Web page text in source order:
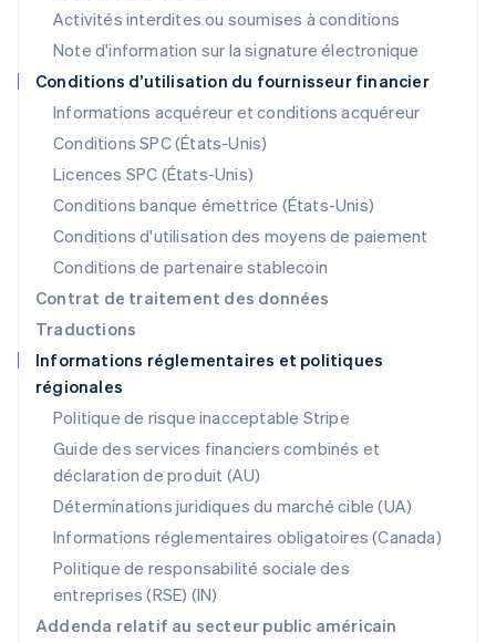
Activités interdites ou soumises à conditions
Note d'information sur la signature électronique
Conditions d’utilisation du fournisseur financier
Informations acquéreur et conditions acquéreur
Conditions SPC (États-Unis)
Licences SPC (États-Unis)
Conditions banque émettrice (États-Unis)
Conditions d'utilisation des moyens de paiement
Conditions de partenaire stablecoin
Contrat de traitement des données
Traductions
Informations réglementaires et politiques
régionales
Politique de risque inacceptable Stripe
Guide des services financiers combinés et
déclaration de produit (AU)
Déterminations juridiques du marché cible (UA)
Informations réglementaires obligatoires (Canada)
Politique de responsabilité sociale des
entreprises (RSE) (IN)
Addenda relatif au secteur public américain
Malaisie
English简体中文
Malte
English
Mexique
Español English
English
Nouvelle-Zélande
Pays-Bas
NederlandsEnglish
Pologne
Portugal
PortuguêsEnglish
R.A.S. de Hong Kong, Chine
English 简体中文
République tchèque
English
Roumanie
English
English
Singapour
English 简体中文
Slovaquie
English